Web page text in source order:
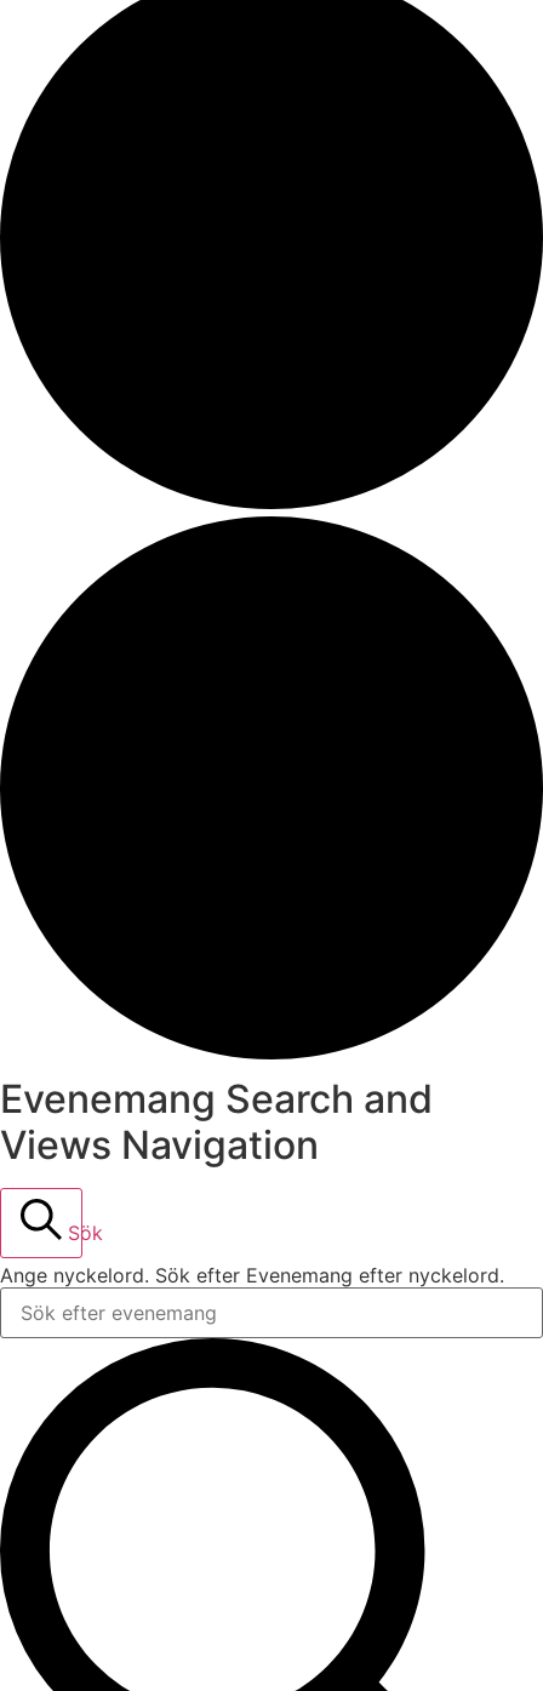
Evenemang Search and
Views Navigation
Sök
Ange nyckelord. Sök efter Evenemang efter nyckelord.